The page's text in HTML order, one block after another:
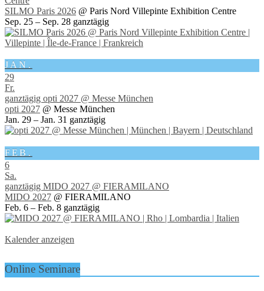
SILMO Paris 2026 @ Paris Nord Villepinte Exhibition Centre
Sep. 25 – Sep. 28 ganztägig
JAN.
29
Fr.
ganztägig opti 2027 @ Messe München
opti 2027 @ Messe München
Jan. 29 – Jan. 31 ganztägig
FEB.
6
Sa.
ganztägig MIDO 2027 @ FIERAMILANO
MIDO 2027 @ FIERAMILANO
Feb. 6 – Feb. 8 ganztägig
Kalender anzeigen
Online Seminare